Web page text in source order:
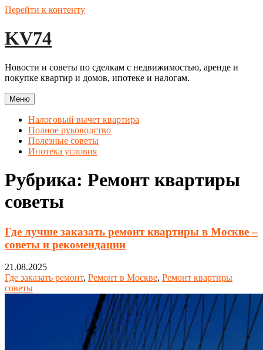
Перейти к контенту
KV74
Новости и советы по сделкам с недвижимостью, аренде и
покупке квартир и домов, ипотеке и налогам.
Меню
Налоговый вычет квартира
Полное руководство
Полезные советы
Ипотека условия
Рубрика: Ремонт квартиры
советы
Где лучше заказать ремонт квартиры в Москве –
советы и рекомендации
21.08.2025
Где заказать ремонт, Ремонт в Москве, Ремонт квартиры
советы